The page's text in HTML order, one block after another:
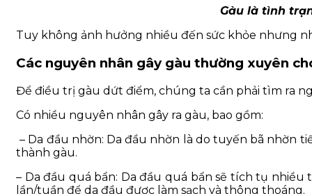
Gàu là tình
Tuy không ảnh hưởng nhiều đến sức khỏe nhưng
Các nguyên nhân gây gàu thường xuyên
Để điều trị gàu dứt điểm, chúng ta cần phải tìm ra
Có nhiều nguyên nhân gây ra gàu, bao gồm:
– Da đầu nhờn: Da đầu nhờn là do tuyến bã nhờn
thành gàu.
– Da đầu quá bẩn: Da đầu quá bẩn sẽ tích tụ
lần/tuần để da đầu được làm sạch và thông thoáng.